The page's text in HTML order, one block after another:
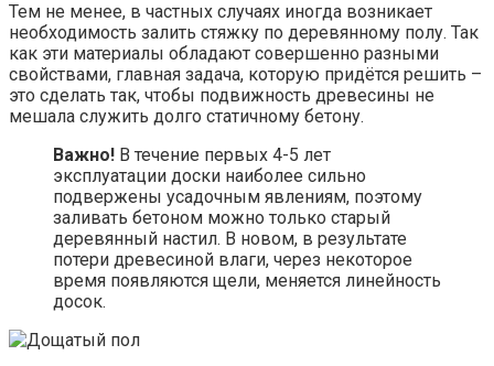
Тем не менее, в частных случаях иногда возникает
необходимость залить стяжку по деревянному полу. Так
как эти материалы обладают совершенно разными
свойствами, главная задача, которую придётся решить –
это сделать так, чтобы подвижность древесины не
мешала служить долго статичному бетону.
Важно! В течение первых 4-5 лет
эксплуатации доски наиболее сильно
подвержены усадочным явлениям, поэтому
заливать бетоном можно только старый
деревянный настил. В новом, в результате
потери древесиной влаги, через некоторое
время появляются щели, меняется линейность
досок.